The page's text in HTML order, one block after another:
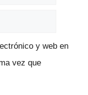
y web en
vez que